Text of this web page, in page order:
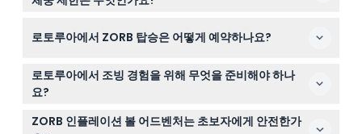
0kg에서 125kg 사이여야 합니다.
로토루아에서 ZORB 탑승은 어떻게 예약하나요?
이 웹사이트에서 온라인으로 ZORB 인플레이션 볼 어드벤
처를 예약할 수 있으며, 가능한 시간대를 확인하고 쉽게 자
리를 확보할 수 있습니다.
로토루아에서 조빙 경험을 위해 무엇을 준비해야 하나
요?
편안한 옷과 닫힌 신발을 착용하고, 물놀이를 선택할 경우
젖을 수 있으므로 갈아입을 옷을 준비하는 것이 좋습니다.
ZORB 인플레이션 볼 어드벤처는 초보자에게 안전한가